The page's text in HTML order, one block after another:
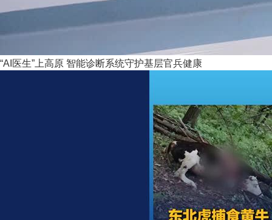
“AI医生”上高原 智能诊断系统守护基层官兵健康